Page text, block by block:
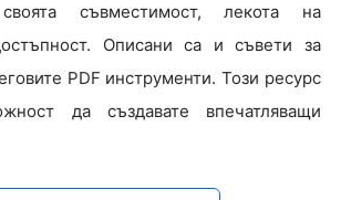
съвместимост, лекота на
Описани са и съвети за
PDF инструменти. Този ресурс
да създавате впечатляващи